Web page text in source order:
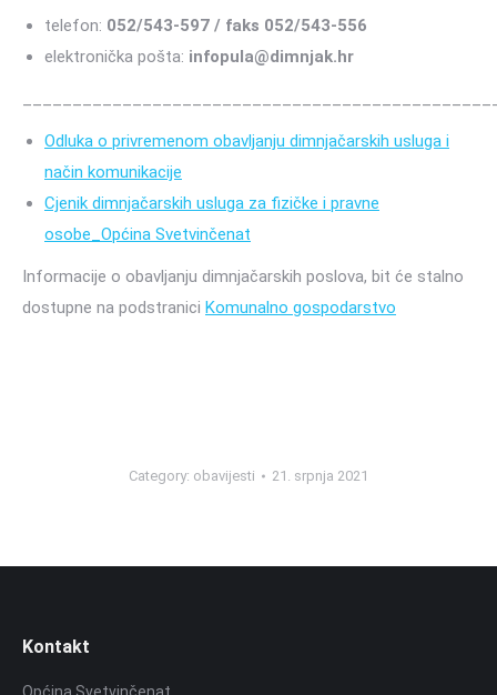
telefon: 052/543-597 / faks 052/543-556
elektronička pošta: infopula@dimnjak.hr
Odluka o privremenom obavljanju dimnjačarskih usluga i
način komunikacije
Cjenik dimnjačarskih usluga za fizičke i pravne
osobe_Općina Svetvinčenat
Informacije o obavljanju dimnjačarskih poslova, bit će stalno
dostupne na podstranici Komunalno gospodarstvo
Category: obavijesti 21. srpnja 2021
Kontakt